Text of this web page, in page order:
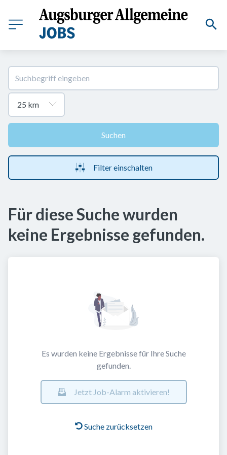
Suchen
Filter einschalten
Für diese Suche wurden
keine Ergebnisse gefunden.
Es wurden keine Ergebnisse für Ihre Suche
gefunden.
Jetzt Job-Alarm aktivieren!
Suche zurücksetzen